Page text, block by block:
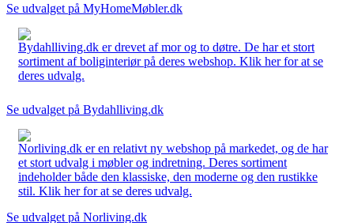
Se udvalget på MyHomeMøbler.dk
Bydahlliving.dk er drevet af mor og to døtre. De har et stort
sortiment af boliginteriør på deres webshop. Klik her for at se
deres udvalg.
Se udvalget på Bydahlliving.dk
Norliving.dk er en relativt ny webshop på markedet, og de har
et stort udvalg i møbler og indretning. Deres sortiment
indeholder både den klassiske, den moderne og den rustikke
stil. Klik her for at se deres udvalg.
Se udvalget på Norliving.dk